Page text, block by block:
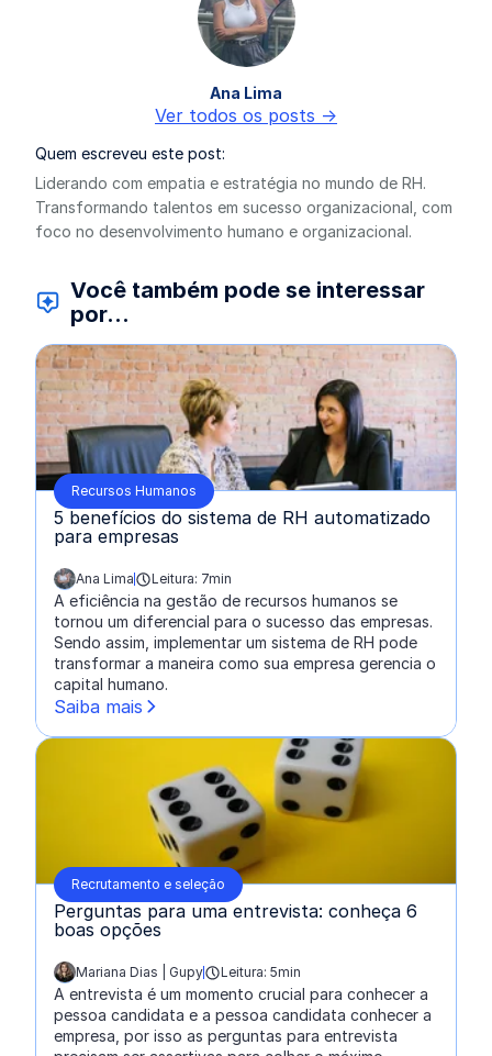
Ana Lima
Ver todos os posts ->
Quem escreveu este post:
Liderando com empatia e estratégia no mundo de RH.
Transformando talentos em sucesso organizacional, com
foco no desenvolvimento humano e organizacional.
Você também pode se interessar
por...
Recursos Humanos
5 benefícios do sistema de RH automatizado
para empresas
escrito por:
Ana Lima Leitura: 7min
A eficiência na gestão de recursos humanos se
tornou um diferencial para o sucesso das empresas.
Sendo assim, implementar um sistema de RH pode
transformar a maneira como sua empresa gerencia o
capital humano.
Saiba mais
Recrutamento e seleção
Perguntas para uma entrevista: conheça 6
boas opções
escrito por:
Mariana Dias | Gupy Leitura: 5min
A entrevista é um momento crucial para conhecer a
pessoa candidata e a pessoa candidata conhecer a
empresa, por isso as perguntas para entrevista